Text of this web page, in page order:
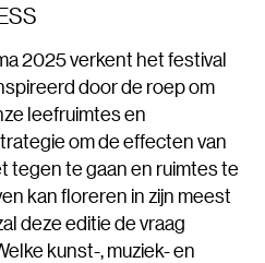
2025 verkent het festival
door de roep om
leefruimtes en
om de effecten van
tegen te gaan en ruimtes te
kan floreren in zijn meest
deze editie de vraag
kunst-, muziek- en